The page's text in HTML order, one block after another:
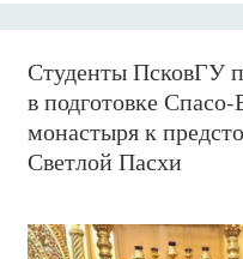
Студенты ПсковГУ
в подготовке Спасо-
монастыря к
Светлой Пасхи